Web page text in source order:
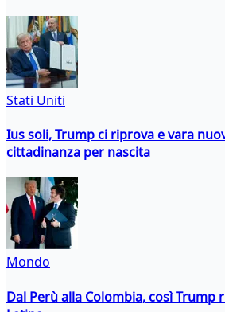
Stati Uniti
Ius soli, Trump ci riprova e vara
cittadinanza per nascita
Mondo
Dal Perù alla Colombia, così Trump